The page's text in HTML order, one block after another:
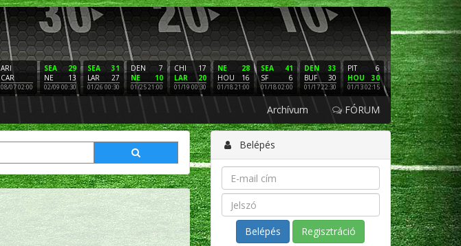
ARI
CAR
08/07 02:00
29
SEA
13
NE
02/09 00:30
31
SEA
27
LAR
01/26 00:30
7
DEN
10
NE
01/25 21:00
17
CHI
20
LAR
01/19 00:30
28
NE
16
HOU
01/18 21:00
41
SEA
6
SF
01/18 02:00
33
DEN
30
BUF
01/17 22:30
6
PIT
30
HOU
01/13 02:15
16
NE
3
LAC
01/12 02:00
PHI
SF
01/11
Archívum FÓRUM
Belépés
Regisztráció